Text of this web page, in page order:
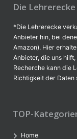
Die Lehrerecke
*Die Lehrerecke
Anbieter hin, bei
Amazon). Hier
Anbieter, die uns
Recherche kann die
Richtigkeit der
TOP-
Home